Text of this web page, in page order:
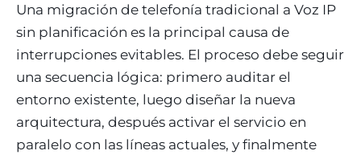
Una migración de telefonía tradicional a Voz IP
sin planificación es la principal causa de
interrupciones evitables. El proceso debe seguir
una secuencia lógica: primero auditar el
entorno existente, luego diseñar la nueva
arquitectura, después activar el servicio en
paralelo con las líneas actuales, y finalmente